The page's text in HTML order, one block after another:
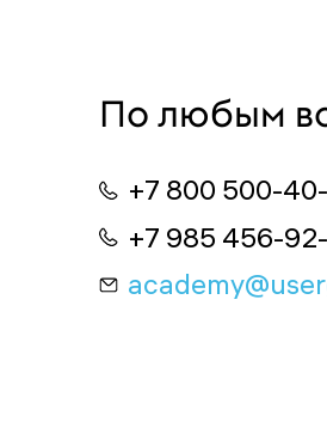
По любым
+7 800 500-
+7 985 456-